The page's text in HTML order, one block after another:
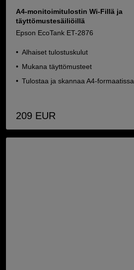
A4-monitoimitulostin Wi-Fillä ja
täyttömustesäiliöillä
Epson EcoTank ET-2876
Alhaiset tulostuskulut
Mukana täyttömusteet
Tulostaa ja skannaa A4-formaatissa
209 EUR